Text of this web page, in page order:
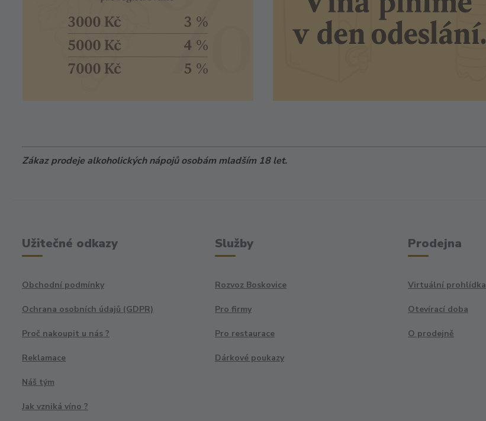
Zákaz prodeje alkoholických nápojů osobám mladším 18 let.
Užitečné odkazy
Obchodní podmínky
Ochrana osobních údajů (GDPR)
Proč nakoupit u nás ?
Reklamace
Náš tým
Jak vzniká víno ?
Služby
Rozvoz Boskovice
Pro firmy
Pro restaurace
Dárkové poukazy
Prodejna
Virtuální prohlídka
Otevírací doba
O prodejně